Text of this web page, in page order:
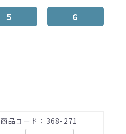
5 6
商品コード：368-271